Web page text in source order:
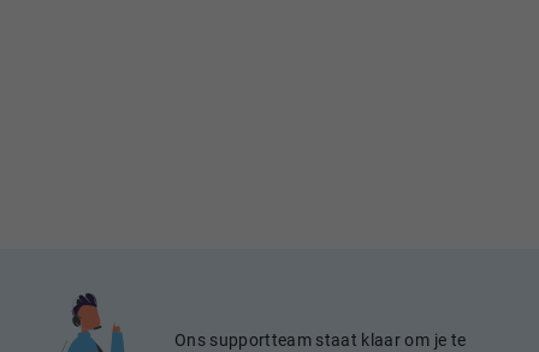
Ons supportteam staat klaar om je te